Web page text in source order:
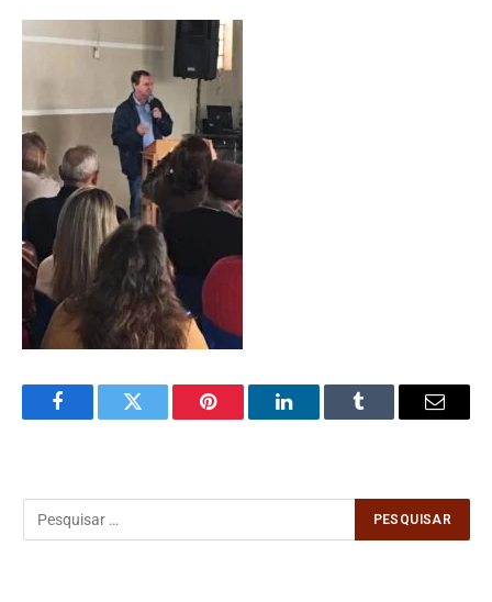
FacebookTwitter Pinterest LinkedInTumblr Email